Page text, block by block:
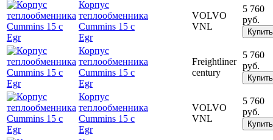
Корпус
теплообменника
Cummins 15 с
Egr
VOLVO
VNL
5 760
руб.
Купить
Корпус
теплообменника
Cummins 15 с
Egr
Freightliner
century
5 760
руб.
Купить
Корпус
теплообменника
Cummins 15 с
Egr
VOLVO
VNL
5 760
руб.
Купить